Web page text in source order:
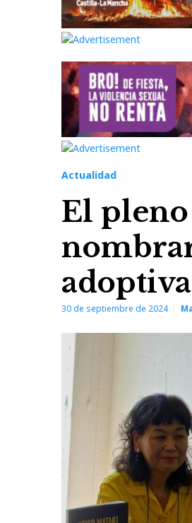
Actualidad
El
30 de septiembre de 2024